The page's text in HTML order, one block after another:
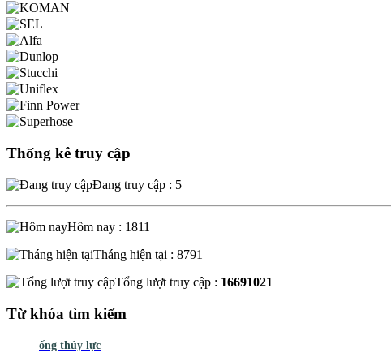
Thống kê truy cập
Đang truy cập : 5
Hôm nay : 1811
Tháng hiện tại : 8791
Tổng lượt truy cập : 16691021
Từ khóa tìm kiếm
ống thủy lực